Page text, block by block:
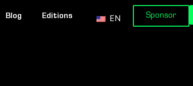
Blog Editions EN Sponsor